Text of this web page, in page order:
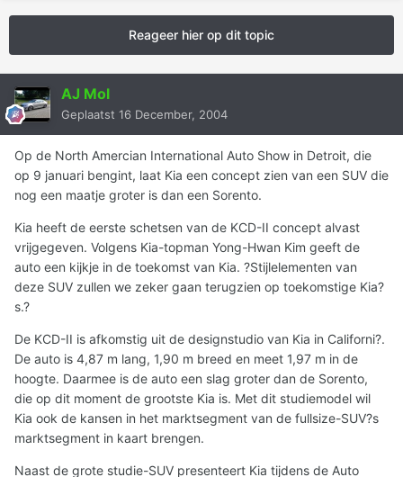
Reageer hier op dit topic
AJ Mol
Geplaatst 16 December, 2004
Op de North Amercian International Auto Show in Detroit, die
op 9 januari bengint, laat Kia een concept zien van een SUV die
nog een maatje groter is dan een Sorento.
Kia heeft de eerste schetsen van de KCD-II concept alvast
vrijgegeven. Volgens Kia-topman Yong-Hwan Kim geeft de
auto een kijkje in de toekomst van Kia. ?Stijlelementen van
deze SUV zullen we zeker gaan terugzien op toekomstige Kia?
s.?
De KCD-II is afkomstig uit de designstudio van Kia in Californi?.
De auto is 4,87 m lang, 1,90 m breed en meet 1,97 m in de
hoogte. Daarmee is de auto een slag groter dan de Sorento,
die op dit moment de grootste Kia is. Met dit studiemodel wil
Kia ook de kansen in het marktsegment van de fullsize-SUV?s
marktsegment in kaart brengen.
Naast de grote studie-SUV presenteert Kia tijdens de Auto